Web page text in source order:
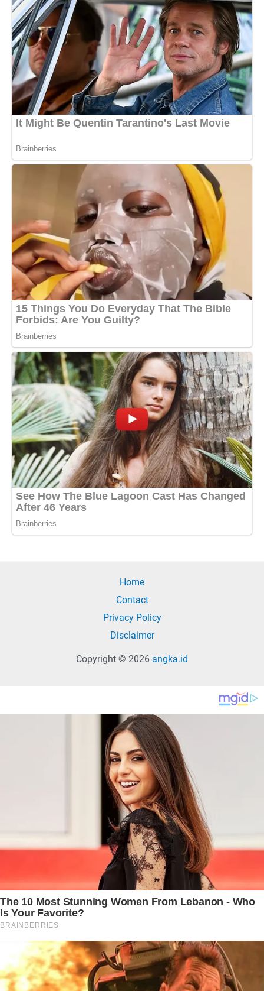
Home
Contact
Privacy Policy
Disclaimer
Copyright © 2026 angka.id